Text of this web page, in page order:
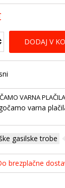
DODAJ V
VARNA PLAČILA
gasilske trobe
brezplačne